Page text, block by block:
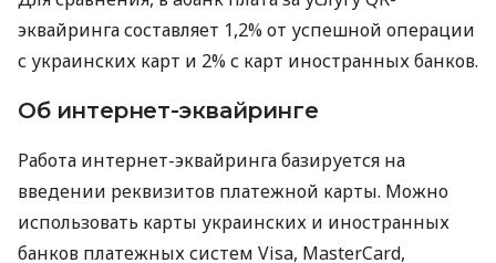
эквайринга составляет 1,2% от успешной операции
с украинских карт и 2% с карт иностранных банков.
Об интернет-эквайринге
Работа интернет-эквайринга базируется на
введении реквизитов платежной карты. Можно
использовать карты украинских и иностранных
банков платежных систем Visa, MasterCard,